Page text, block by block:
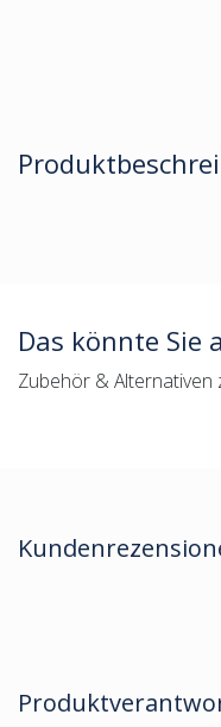
Das könnte Sie
Zubehör & Alternativen